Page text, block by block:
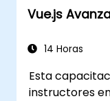
Vue.js
14 Horas
Esta
instructores